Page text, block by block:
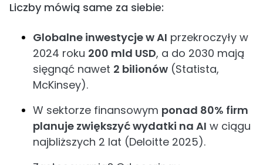
Liczby mówią same za siebie:
Globalne inwestycje w AI przekroczyły w
2024 roku 200 mld USD, a do 2030 mają
sięgnąć nawet 2 bilionów (Statista,
McKinsey).
W sektorze finansowym ponad 80% firm
planuje zwiększyć wydatki na AI w ciągu
najbliższych 2 lat (Deloitte 2025).